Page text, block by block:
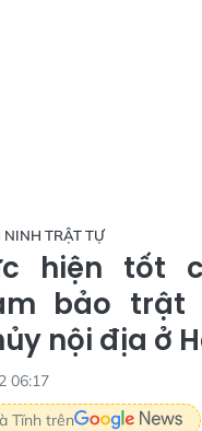
NINH TRẬT TỰ
hiện tốt
bảo trật
nội địa ở
06:17
Tĩnh trên